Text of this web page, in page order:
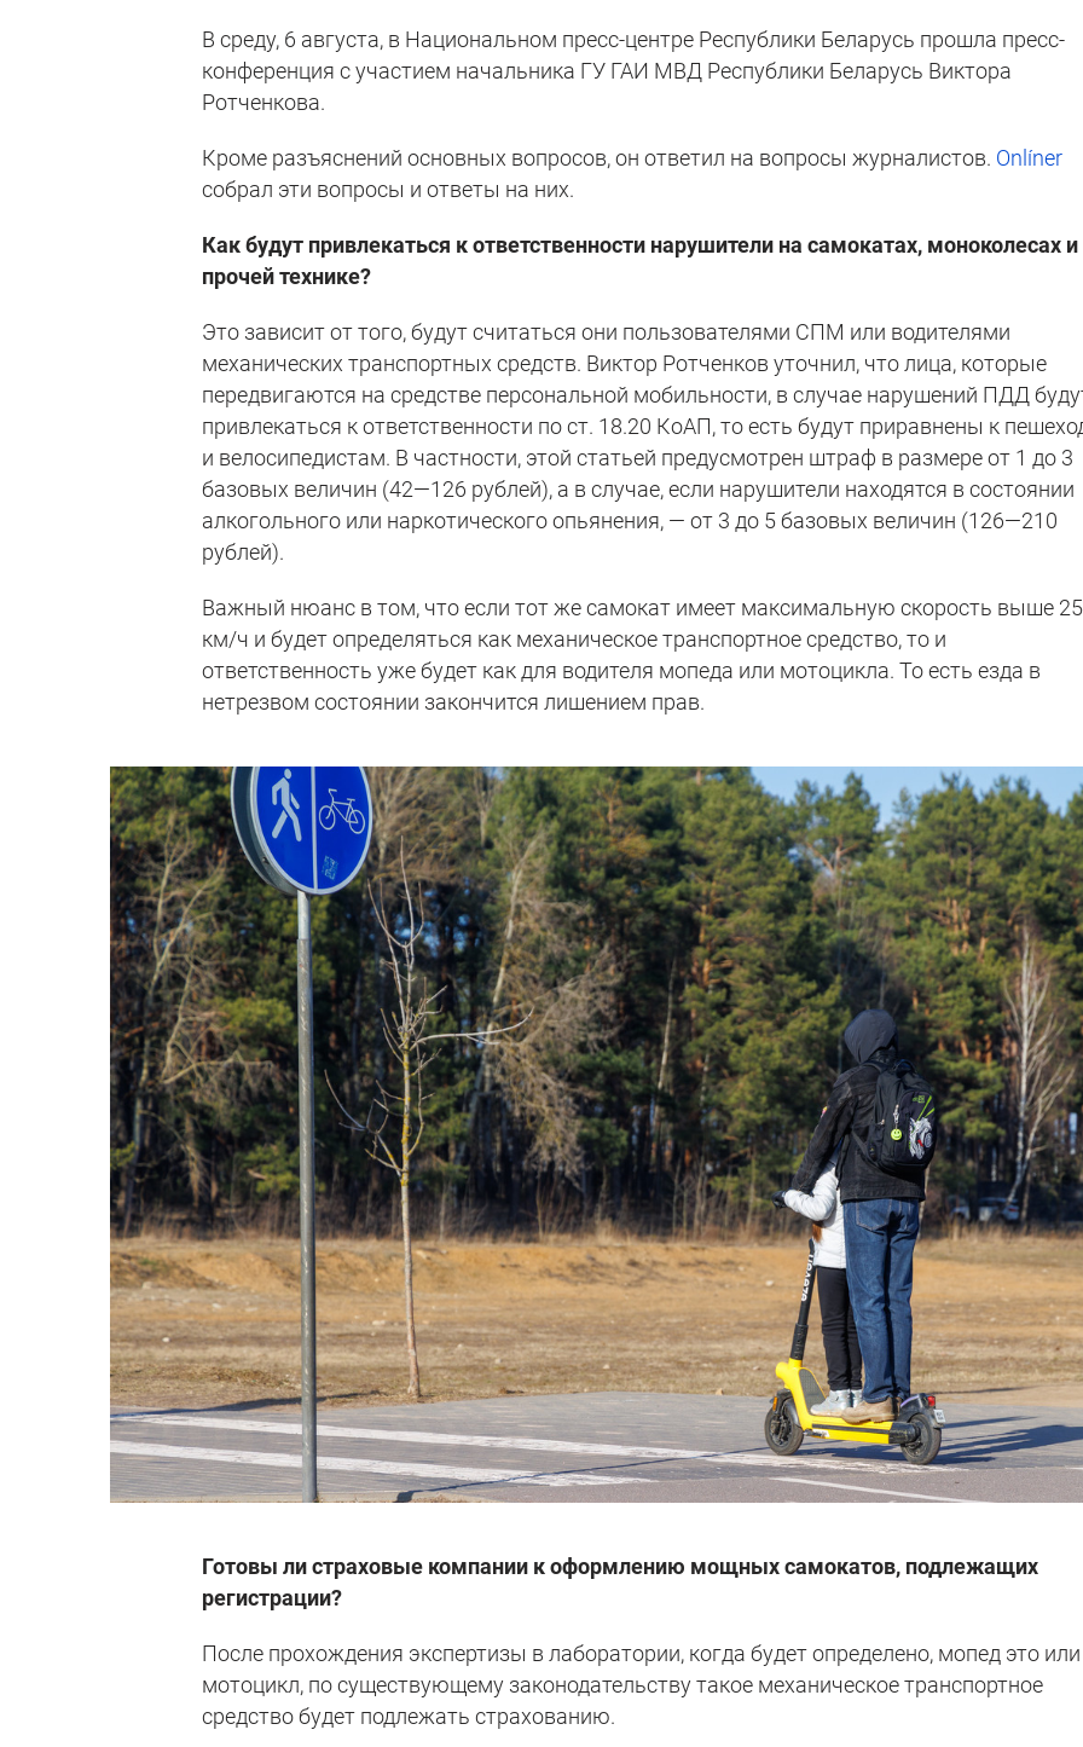
В среду, 6 августа, в Национальном пресс-центре Республики Беларусь прошла пресс-
конференция с участием начальника ГУ ГАИ МВД Республики Беларусь Виктора
Ротченкова.
Кроме разъяснений основных вопросов, он ответил на вопросы журналистов. Onlíner
собрал эти вопросы и ответы на них.
Как будут привлекаться к ответственности нарушители на самокатах, моноколесах и
прочей технике?
Это зависит от того, будут считаться они пользователями СПМ или водителями
механических транспортных средств. Виктор Ротченков уточнил, что лица, которые
передвигаются на средстве персональной мобильности, в случае нарушений ПДД
привлекаться к ответственности по ст. 18.20 КоАП, то есть будут приравнены к
и велосипедистам. В частности, этой статьей предусмотрен штраф в размере от 1 до 3
базовых величин (42—126 рублей), а в случае, если нарушители находятся в состоянии
алкогольного или наркотического опьянения, — от 3 до 5 базовых величин (126—210
рублей).
Важный нюанс в том, что если тот же самокат имеет максимальную скорость выше 25
км/ч и будет определяться как механическое транспортное средство, то и
ответственность уже будет как для водителя мопеда или мотоцикла. То есть езда в
нетрезвом состоянии закончится лишением прав.
Готовы ли страховые компании к оформлению мощных самокатов, подлежащих
регистрации?
После прохождения экспертизы в лаборатории, когда будет определено, мопед это или
мотоцикл, по существующему законодательству такое механическое транспортное
средство будет подлежать страхованию.